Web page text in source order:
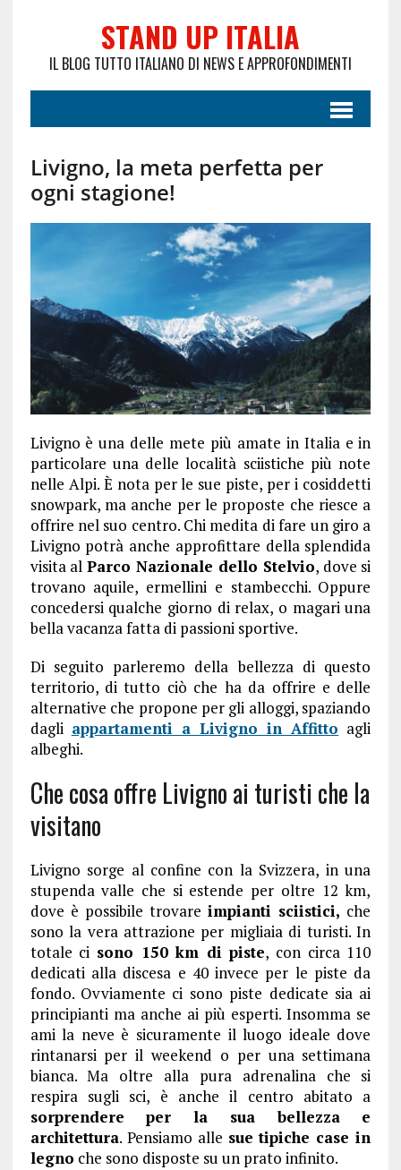
STAND UP ITALIA
IL BLOG TUTTO ITALIANO DI NEWS E APPROFONDIMENTI
Livigno, la meta perfetta per
ogni stagione!
Livigno è una delle mete più amate in Italia e in
particolare una delle località sciistiche più note
nelle Alpi. È nota per le sue piste, per i cosiddetti
snowpark, ma anche per le proposte che riesce a
offrire nel suo centro. Chi medita di fare un giro a
Livigno potrà anche approfittare della splendida
visita alParco Nazionale dello Stelvio, dove si
trovano aquile, ermellini e stambecchi. Oppure
concedersi qualche giorno di relax, o magari una
bella vacanza fatta di passioni sportive.
Di seguito parleremo della bellezza di questo
territorio, di tutto ciò che ha da offrire e delle
alternative che propone per gli alloggi, spaziando
dagli appartamenti a Livigno in Affitto agli
albeghi.
Che cosa offre Livigno ai turisti che la
visitano
Livigno sorge al confine con la Svizzera, in una
stupenda valle che si estende per oltre 12 km,
dove è possibile trovareimpianti sciistici, che
sono la vera attrazione per migliaia di turisti. In
totale ci sono 150 km di piste, con circa 110
dedicati alla discesa e 40 invece per le piste da
fondo. Ovviamente ci sono piste dedicate sia ai
principianti ma anche ai più esperti. Insomma se
ami la neve è sicuramente il luogo ideale dove
rintanarsi per il weekend o per una settimana
bianca. Ma oltre alla pura adrenalina che si
respira sugli sci, è anche il centro abitato a
sorprendere per la sua bellezza e
architettura. Pensiamo alle sue tipiche case in
legno che sono disposte su un prato infinito.